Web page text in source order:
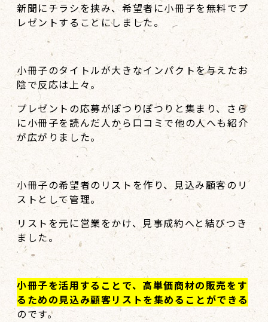
新聞にチラシを挟み、希望者に小冊子を無料でプ
レゼントすることにしました。
小冊子のタイトルが大きなインパクトを与えたお
陰で反応は上々。
プレゼントの応募がぽつりぽつりと集まり、さら
に小冊子を読んだ人から口コミで他の人へも紹介
が広がりました。
小冊子の希望者のリストを作り、見込み顧客のリ
ストとして管理。
リストを元に営業をかけ、見事成約へと結びつき
ました。
小冊子を活用することで、高単価商材の販売をす
るための見込み顧客リストを集めることができる
のです。